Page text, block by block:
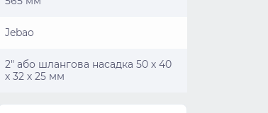
Jebao
2" або шлангова насадка 50 х 40
х 32 х 25 мм